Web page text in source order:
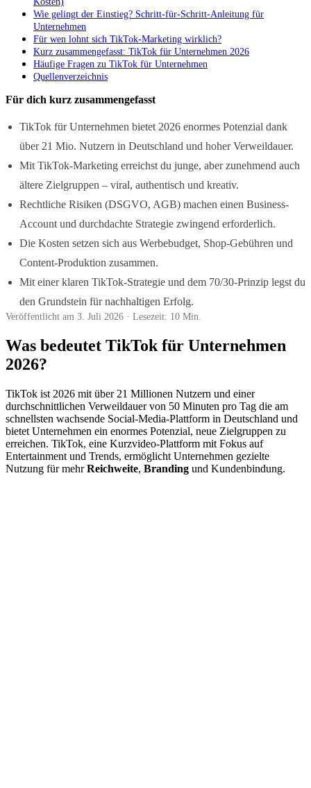
Wie gelingt der Einstieg? Schritt-für-Schritt-Anleitung für
Unternehmen
Für wen lohnt sich TikTok-Marketing wirklich?
Kurz zusammengefasst: TikTok für Unternehmen 2026
Häufige Fragen zu TikTok für Unternehmen
Quellenverzeichnis
Für dich kurz zusammengefasst
TikTok für Unternehmen bietet 2026 enormes Potenzial dank
über 21 Mio. Nutzern in Deutschland und hoher Verweildauer.
Mit TikTok-Marketing erreichst du junge, aber zunehmend auch
ältere Zielgruppen – viral, authentisch und kreativ.
Rechtliche Risiken (DSGVO, AGB) machen einen Business-
Account und durchdachte Strategie zwingend erforderlich.
Die Kosten setzen sich aus Werbebudget, Shop-Gebühren und
Content-Produktion zusammen.
Mit einer klaren TikTok-Strategie und dem 70/30-Prinzip legst du
den Grundstein für nachhaltigen Erfolg.
Veröffentlicht am 3. Juli 2026 · Lesezeit: 10 Min.
Was bedeutet TikTok für Unternehmen
2026?
TikTok ist 2026 mit über 21 Millionen Nutzern und einer
durchschnittlichen Verweildauer von 50 Minuten pro Tag die am
schnellsten wachsende Social-Media-Plattform in Deutschland und
bietet Unternehmen ein enormes Potenzial, neue Zielgruppen zu
erreichen. TikTok, eine Kurzvideo-Plattform mit Fokus auf
Entertainment und Trends, ermöglicht Unternehmen gezielte
Nutzung für mehrReichweite, Branding und Kundenbindung.